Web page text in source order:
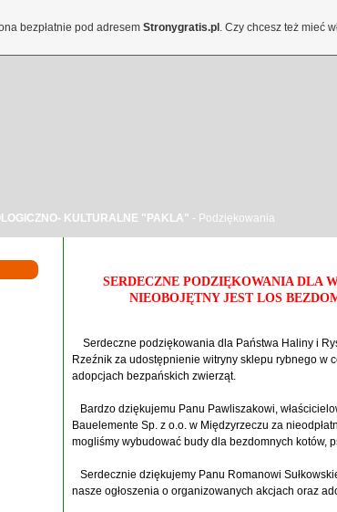
KULTURALNE "PAKLA" - Podziękowania
SERDECZNE PODZIĘKOWANIA DLA
NIEOBOJĘTNY JEST LOS
Serdeczne podziękowania dla Państwa Haliny i
Rzeźnik za udostępnienie witryny sklepu rybnego w
adopcjach bezpańskich zwierząt.
Bardzo dziękujemu Panu Pawliszakowi,
Bauelemente Sp. z o.o.w Międzyrzeczu za
mogliśmy wybudować budy dla bezdomnych kotów,
Serdecznie dziękujemy Panu Romanowi
nasze ogłoszenia o organizowanych akcjach oraz
bezpłatnie pod adresem Stronygratis.pl . Czy chcesz też mieć